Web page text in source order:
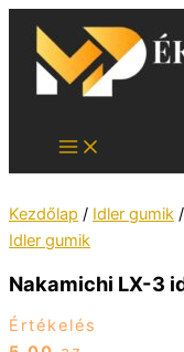
Skip
content
Kezdőlap / Idler gumik
Idler gumik
Nakamichi LX-3
Értékelés